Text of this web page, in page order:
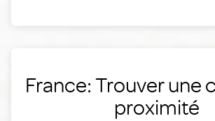
France: Trouver une
proximité